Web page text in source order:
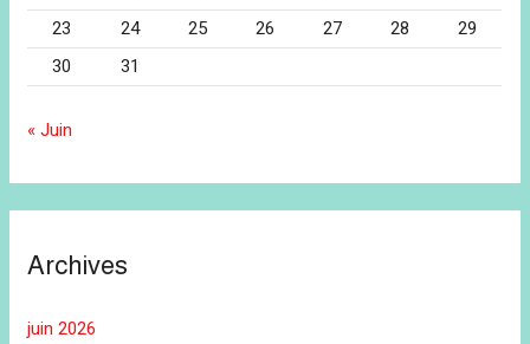
23
24 25 26 27 28
29
30
31
« Juin
Archives
juin 2026